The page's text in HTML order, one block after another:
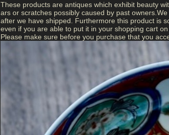
These products are antiques which exhibit beauty
ars or scratches possibly caused by past
after we have shipped. Furthermore this product is
even if you are able to put it in your shopping cart
Please make sure before you purchase that you